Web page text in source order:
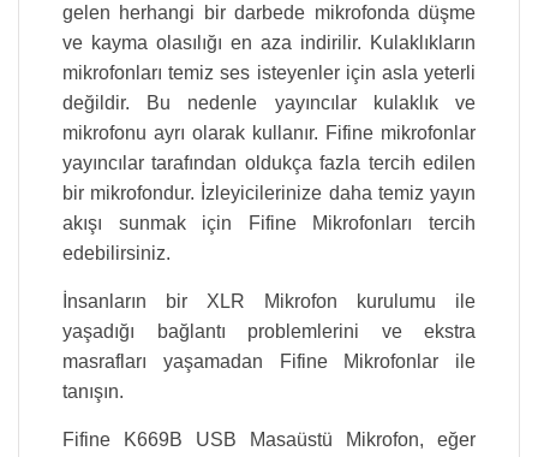
gelen herhangi bir darbede mikrofonda düşme
ve kayma olasılığı en aza indirilir. Kulaklıkların
mikrofonları temiz ses isteyenler için asla yeterli
değildir. Bu nedenle yayıncılar kulaklık ve
mikrofonu ayrı olarak kullanır. Fifine mikrofonlar
yayıncılar tarafından oldukça fazla tercih edilen
bir mikrofondur. İzleyicilerinize daha temiz yayın
akışı sunmak için Fifine Mikrofonları tercih
edebilirsiniz.
İnsanların bir XLR Mikrofon kurulumu ile
yaşadığı bağlantı problemlerini ve ekstra
masrafları yaşamadan Fifine Mikrofonlar ile
tanışın.
Fifine K669B USB Masaüstü Mikrofon, eğer